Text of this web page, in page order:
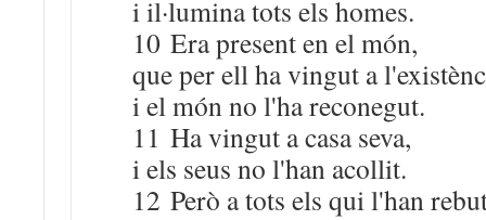
i il·lumina tots els homes.
10 Era present en el món,
que per ell ha vingut a
i el món no l'ha reconegut.
11 Ha vingut a casa seva,
i els seus no l'han acollit.
12 Però a tots els qui l'han